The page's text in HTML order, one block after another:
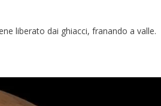
liberato dai ghiacci, franando a valle.